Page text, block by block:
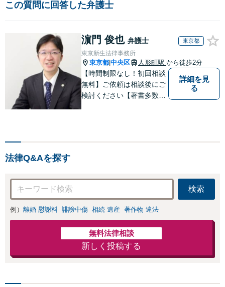
この質問に回答した弁護士
濵門 俊也 弁護士 東京都
東京新生法律事務所
東京都 中央区 人形町駅 から徒歩2分
【時間制限なし！初回相談
無料】ご依頼は相談後にご
検討ください【著書多数】
詳細を見
る
法律Q&Aを探す
検索
例） 離婚 慰謝料 誹謗中傷 相続 遺産 著作物 違法
無料法律相談
新しく投稿する